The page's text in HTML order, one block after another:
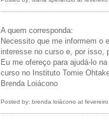
A quem corresponda:
Necessito que me informem o
interesse no curso e, por isso,
Eu me ofereço para ajudá-lo
curso no Instituto Tomie
Brenda Loiácono
Posted by: brenda loiácono at